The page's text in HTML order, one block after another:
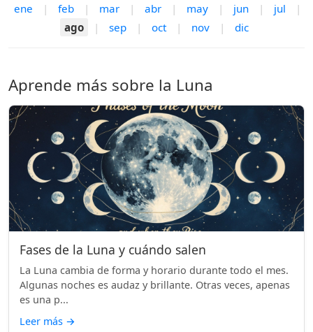
ene | feb | mar | abr | may | jun | jul
|
ago
| sep | oct | nov | dic
Aprende más sobre la Luna
Fases de la Luna y cuándo salen
La Luna cambia de forma y horario durante todo el mes.
Algunas noches es audaz y brillante. Otras veces, apenas
es una p...
Leer más →